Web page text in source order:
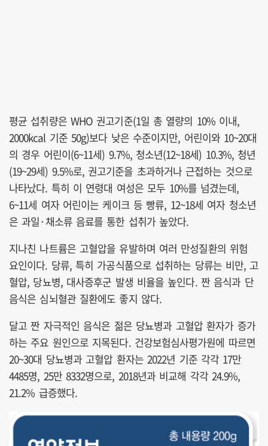
평균 섭취량은 WHO 권고기준(1일 총 열량의 10% 이내,
2000kcal 기준 50g)보다 낮은 수준이지만, 어린이와 10~20대
의 경우 어린이(6~11세) 9.7%, 청소년(12~18세) 10.3%, 청년
(19~29세) 9.5%로, 권고기준을 초과하거나 근접하는 것으로
나타났다. 특히 이 연령대 여성은 모두 10%를 넘겼는데,
6~11세 여자 어린이는 케이크 등 빵류, 12~18세 여자 청소년
은 과일·채소류 음료를 통한 섭취가 높았다.
지나친 나트륨은 고혈압을 유발하며 여러 만성질환의 위험
요인이다. 당류, 특히 가공식품으로 섭취하는 당류는 비만, 고
혈압, 당뇨병, 대사증후군 발생 비율을 높인다. 짠 음식과 단
음식은 심뇌혈관 질환에도 좋지 않다.
달고 짠 자극적인 음식은 젊은 당뇨병과 고혈압 환자가 증가
하는 주요 원인으로 지목된다. 건강보험심사평가원에 따르면
20~30대 당뇨병과 고혈압 환자는 2022년 기준 각각 17만
4485명, 25만 8332명으로, 2018년과 비교해 각각 24.9%,
21.2% 급증했다.